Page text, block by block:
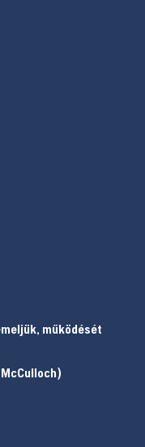
működését